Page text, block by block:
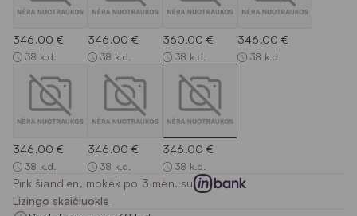
346.00 €
38 k.d.
346.00 €
38 k.d.
360.00 €
38 k.d.
346.00 €
38 k.d.
346.00 €
38 k.d.
346.00 €
38 k.d.
346.00 €
38 k.d.
Pirk šiandien, mokėk po 3 mėn. su
Lizingo skaičiuoklė